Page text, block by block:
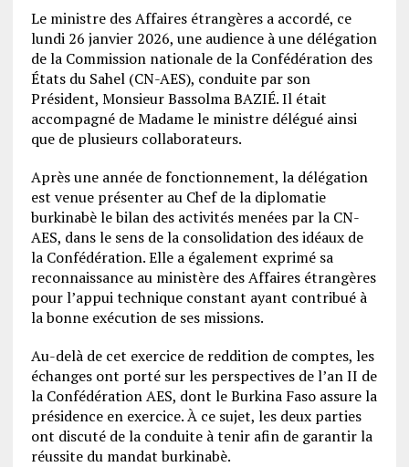
Le ministre des Affaires étrangères a accordé, ce
lundi 26 janvier 2026, une audience à une délégation
de la Commission nationale de la Confédération des
États du Sahel (CN-AES), conduite par son
Président, Monsieur Bassolma BAZIÉ. Il était
accompagné de Madame le ministre délégué ainsi
que de plusieurs collaborateurs.
Après une année de fonctionnement, la délégation
est venue présenter au Chef de la diplomatie
burkinabè le bilan des activités menées par la CN-
AES, dans le sens de la consolidation des idéaux de
la Confédération. Elle a également exprimé sa
reconnaissance au ministère des Affaires étrangères
pour l’appui technique constant ayant contribué à
la bonne exécution de ses missions.
Au-delà de cet exercice de reddition de comptes, les
échanges ont porté sur les perspectives de l’an II de
la Confédération AES, dont le Burkina Faso assure la
présidence en exercice. À ce sujet, les deux parties
ont discuté de la conduite à tenir afin de garantir la
réussite du mandat burkinabè.